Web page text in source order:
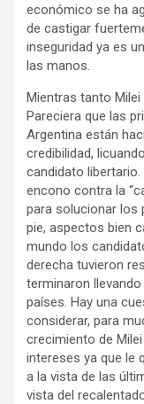
económico se ha
de castigar
inseguridad ya es
las manos.
Mientras tanto Milei
Pareciera que las
Argentina están
credibilidad,
candidato
encono contra la
para solucionar los
pie, aspectos bien
mundo los
derecha tuvieron
terminaron
países. Hay una
considerar, para
crecimiento de
intereses ya que le
a la vista de las
vista del